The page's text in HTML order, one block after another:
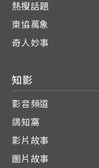
熱搜話題
東協萬象
奇人妙事
知影
影音頻道
鴿知窩
影片故事
圖片故事